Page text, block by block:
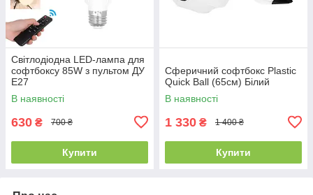
Світлодіодна LED-лампа для
софтбоксу 85W з пультом ДУ
E27
В наявності
630 ₴ 700 ₴
Купити
Сферичний софтбокс Plastic
Quick Ball (65см) Білий
В наявності
1 330 ₴ 1 400 ₴
Купити